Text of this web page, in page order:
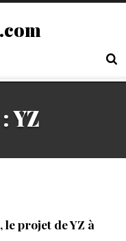
:YZ
projet de YZ à